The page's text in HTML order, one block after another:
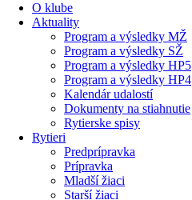
O klube
Aktuality
Program a výsledky MŽ
Program a výsledky SŽ
Program a výsledky HP5
Program a výsledky HP4
Kalendár udalostí
Dokumenty na stiahnutie
Rytierske spisy
Rytieri
Predprípravka
Prípravka
Mladší žiaci
Starší žiaci